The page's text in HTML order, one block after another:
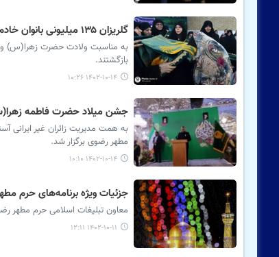
گلریزان ۱۳۵ میلیونی بانوان خادم حرم مطهر رضوی برای آزادی سه بانوی زندانی
به مناسبت ولادت حضرت زهرا(س) و
بازگشتند.
۱۴۰۲-۱۰-۱۴ ۱۰:۲۶
جشن میلاد حضرت فاطمه
به همت مدیریت زائران غیر
مطهر رضوی برگزار شد.
۱۴۰۲-۱۰-۱۴ ۱۰:۱۰
جزئیات ویژه برنامه‌های حرم
معاون تبلیغات اسلامی حرم مطهر
۱۴۰۲-۱۰-۱۱ ۱۲:۱۱